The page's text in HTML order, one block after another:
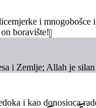
i
boravište!
i Zemlje; Allah je
i kao donosioca